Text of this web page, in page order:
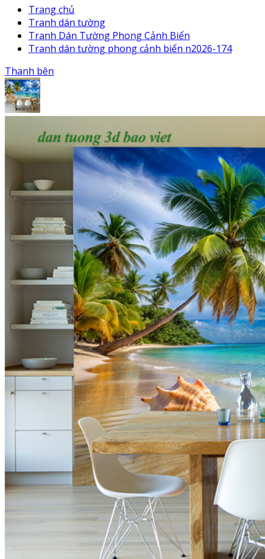
Trang chủ
Tranh dán tường
Tranh Dán Tường Phong Cảnh Biển
Tranh dán tường phong cảnh biển n2026-174
Thanh bên